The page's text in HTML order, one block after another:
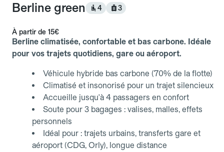
Berline green 4 3
À partir de 15€
Berline climatisée, confortable et bas carbone. Idéale
pour vos trajets quotidiens, gare ou aéroport.
Véhicule hybride bas carbone (70% de la flotte)
Climatisé et insonorisé pour un trajet silencieux
Accueille jusqu'à 4 passagers en confort
Soute pour 3 bagages : valises, malles, effets
personnels
Idéal pour : trajets urbains, transferts gare et
aéroport (CDG, Orly), longue distance